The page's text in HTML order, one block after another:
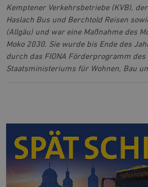
Kemptener Verkehrsbetriebe (KVB),
Haslach Bus und Berchtold Reisen
(Allgäu) und war eine Maßnahme des
Moko 2030. Sie wurde bis Ende des
durch das FIONA Förderprogramm
Staatsministeriums für Wohnen, Bau